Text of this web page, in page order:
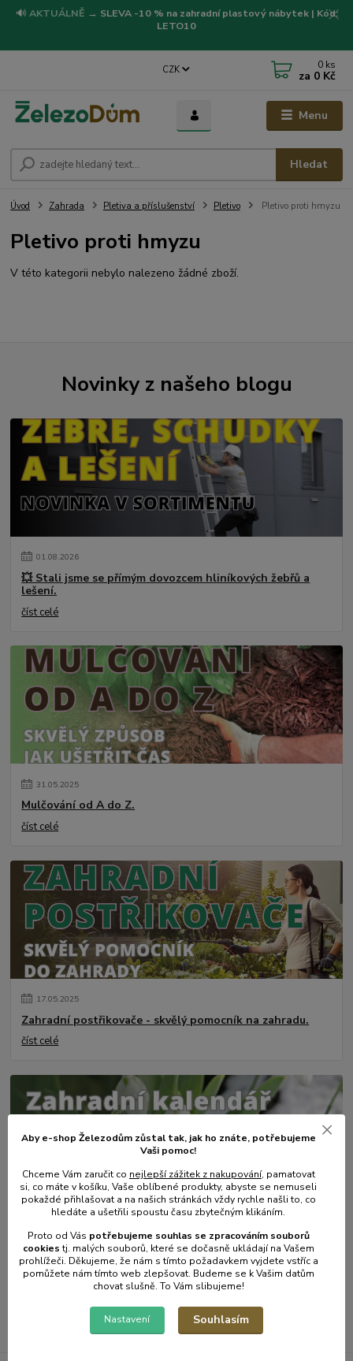
🔊 AKTUÁLNĚ → SLEVA -10 % na zahradní plastový nábytek | Kód:
LETO10
Menu
CZK
Hledat
0 ks
za 0 Kč
Úvod Zahrada Pletiva a příslušenství Pletivo Pletivo proti hmyzu
Pletivo proti hmyzu
V této kategorii nebylo nalezeno žádné zboží.
Novinky z našeho blogu
01.08.2026
💥 Stali jsme se přímým dovozcem hliníkových žebřů a
lešení.
číst celé
31.05.2025
Mulčování od A do Z.
číst celé
17.05.2025
Zahradní postřikovače - skvělý pomocník na zahradu.
číst celé
01.2025
Zahradní kalendář - únor.
číst celé
Zobrazit všechny články
Aby e-shop Železodům zůstal tak, jak ho znáte, potřebujeme
Vaši pomoc!
Chceme Vám zaručit co nejlepší zážitek z nakupování, pamatovat
si, co máte v košíku, Vaše oblíbené produkty, abyste se nemuseli
pokaždé přihlašovat a na našich stránkách vždy rychle našli to, co
hledáte a ušetřili spoustu času zbytečným klikáním.
Proto od Vás potřebujeme souhlas se zpracováním souborů
cookiestj. malých souborů, které se dočasně ukládají na Vašem
prohlížeči. Děkujeme, že nám s tímto požadavkem vyjdete vstříc a
pomůžete nám tímto web zlepšovat. Budeme se k Vašim datům
chovat slušně. To Vám slibujeme!
Nastavení Souhlasím